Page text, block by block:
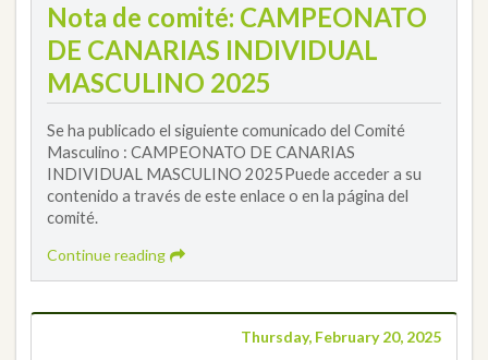
Nota de comité: CAMPEONATO
DE CANARIAS INDIVIDUAL
MASCULINO 2025
Se ha publicado el siguiente comunicado del Comité
Masculino : CAMPEONATO DE CANARIAS
INDIVIDUAL MASCULINO 2025Puede acceder a su
contenido a través de este enlace o en la página del
comité.
Continue reading
Thursday, February 20, 2025